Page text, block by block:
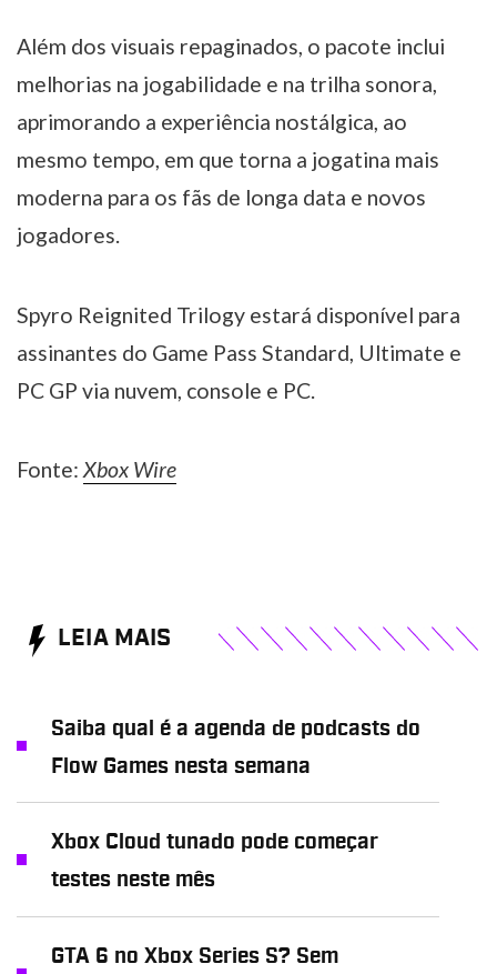
Além dos visuais repaginados, o pacote inclui
melhorias na jogabilidade e na trilha sonora,
aprimorando a experiência nostálgica, ao
mesmo tempo, em que torna a jogatina mais
moderna para os fãs de longa data e novos
jogadores.
Spyro Reignited Trilogy estará disponível para
assinantes do Game Pass Standard, Ultimate e
PC GP via nuvem, console e PC.
Fonte: Xbox Wire
LEIA MAIS
Saiba qual é a agenda de podcasts do
Flow Games nesta semana
Xbox Cloud tunado pode começar
testes neste mês
GTA 6 no Xbox Series S? Sem